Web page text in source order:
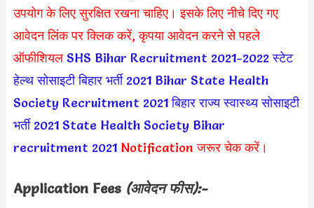
उपयोग के लिए सुरक्षित रखना चाहिए। इसके लिए नीचे दिए गए
आवेदन लिंक पर क्लिक करें, कृपया आवेदन करने से पहले
ऑफीशियल SHS Bihar Recruitment 2021-2022 स्टेट
हेल्थ सोसाइटी बिहार भर्ती 2021 Bihar State Health
Society Recruitment 2021 बिहार राज्य स्वास्थ्य सोसाइटी
भर्ती 2021 State Health Society Bihar
recruitment 2021Notification जरूर चेक करें।
Application Fees (आवेदन फीस):-